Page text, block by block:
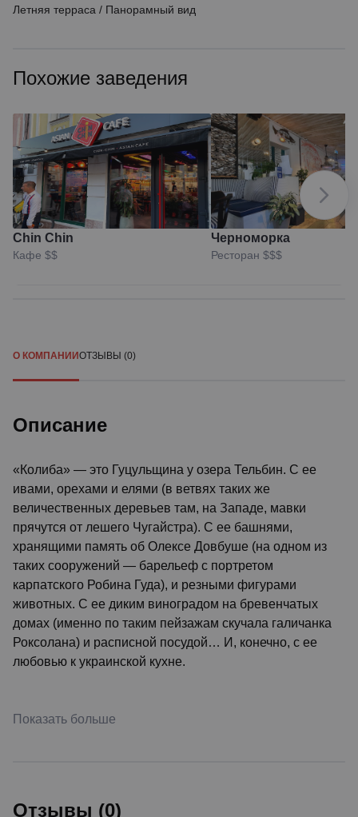
Летняя терраса / Панорамный вид
Похожие заведения
Chin Chin
Кафе $$
Черноморка
Ресторан $$$
О КОМПАНИИОТЗЫВЫ (0)
Описание
«Колиба» — это Гуцульщина у озера Тельбин. С ее
ивами, орехами и елями (в ветвях таких же
величественных деревьев там, на Западе, мавки
прячутся от лешего Чугайстра). С ее башнями,
хранящими память об Олексе Довбуше (на одном из
таких сооружений — барельеф с портретом
карпатского Робина Гуда), и резными фигурами
животных. С ее диким виноградом на бревенчатых
домах (именно по таким пейзажам скучала галичанка
Роксолана) и расписной посудой… И, конечно, с ее
любовью к украинской кухне.
Показать больше
Отзывы (0)